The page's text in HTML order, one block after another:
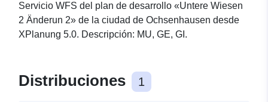
Servicio WFS del plan de desarrollo «Untere Wiesen
2 Änderun 2» de la ciudad de Ochsenhausen desde
XPlanung 5.0. Descripción: MU, GE, GI.
Distribuciones 1